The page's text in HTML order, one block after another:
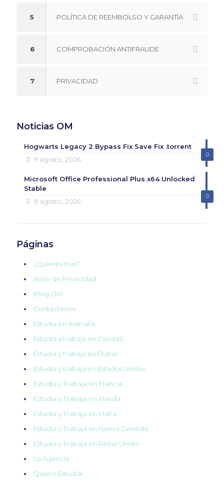
5 POLÍTICA DE REEMBOLSO Y GARANTÍA
6 COMPROBACIÓN ANTIFRAUDE
7 PRIVACIDAD
Noticias OM
0
Hogwarts Legacy 2 Bypass Fix Save Fix .torrent
9 agosto, 2026
0
Microsoft Office Professional Plus x64 Unlocked
Stable
9 agosto, 2026
Páginas
¿Quieres mas?
Aviso de Privacidad
Blog OM
Contáctenos
Estudia en Australia
Estudia y trabaja en Canadá
Estudia y trabaja en Dubai
Estudia y trabaja en Estados Unidos
Estudia y Trabaja en Francia
Estudia y Trabaja en Irlanda
Estudia y Trabaja en Malta
Estudia y Trabaja en Nueva Zelanda
Estudia y Trabaja en Reino Unido
La Agencia
Quiero Estudiar